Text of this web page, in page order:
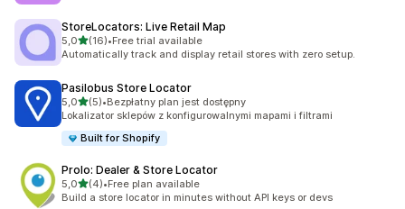
StoreLocators: Live Retail Map
5,0na 5 gwiazdek
(16)
Łączna liczba recenzji: 16
•Free trial available
Automatically track and display retail stores with zero setup.
Pasilobus Store Locator
5,0na 5 gwiazdek
(5)
Łączna liczba recenzji: 5
•Bezpłatny plan jest dostępny
Lokalizator sklepów z konfigurowalnymi mapami i filtrami
Built for Shopify
Prolo: Dealer & Store Locator
5,0na 5 gwiazdek
(4)
Łączna liczba recenzji: 4
•Free plan available
Build a store locator in minutes without API keys or devs